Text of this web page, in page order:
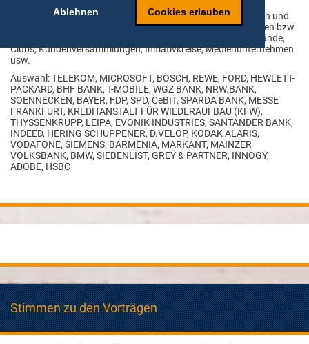
Ablehnen Cookies erlauben
Konzerne und KMUs, Verlage, Banken, Bildungseinrichtungen und
Hochschulen, Interessensvertretungen und politische Parteien bzw.
Organisationen, Messen, Seminarveranstaltern, Berufsverbände,
Clubs, Kundenversammlungen, Initiativkreise, Medienunternehmen
usw.
Auswahl: TELEKOM, MICROSOFT, BOSCH, REWE, FORD, HEWLETT-
PACKARD, BHF BANK, T-MOBILE, WGZ BANK, NRW.BANK,
SOENNECKEN, BAYER, FDP, SPD, CeBIT, SPARDA BANK, MESSE
FRANKFURT, KREDITANSTALT FÜR WIEDERAUFBAU (KFW),
THYSSENKRUPP, LEIPA, EVONIK INDUSTRIES, SANTANDER BANK,
INDEED, HERING SCHUPPENER, D.VELOP, KODAK ALARIS,
VODAFONE, SIEMENS, BARMENIA, MARKANT, MAINZER
VOLKSBANK, BMW, SIEBENLIST, GREY & PARTNER, INNOGY,
ADOBE, HSBC
Stimmen zu den Vorträgen